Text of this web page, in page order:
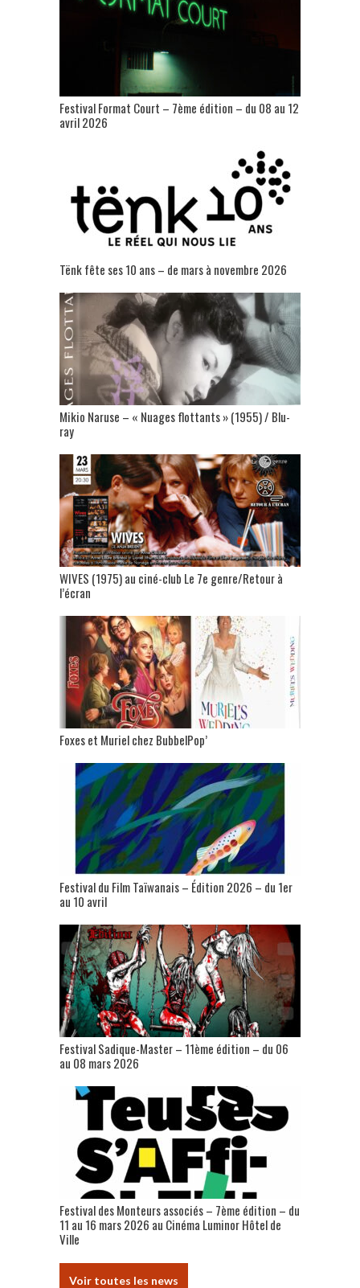
Festival Format Court – 7ème édition – du 08 au 12
avril 2026
Tënk fête ses 10 ans – de mars à novembre 2026
Mikio Naruse – « Nuages flottants » (1955) / Blu-
ray
WIVES (1975) au ciné-club Le 7e genre/Retour à
l’écran
Foxes et Muriel chez BubbelPop’
Festival du Film Taïwanais – Édition 2026 – du 1er
au 10 avril
Festival Sadique-Master – 11ème édition – du 06
au 08 mars 2026
Festival des Monteurs associés – 7ème édition – du
11 au 16 mars 2026 au Cinéma Luminor Hôtel de
Ville
Voir toutes les news